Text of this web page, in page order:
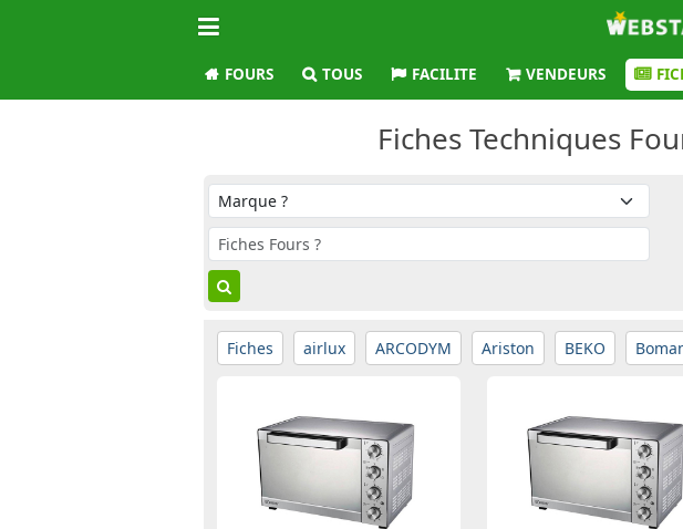
FOURS TOUS FACILITE VENDEURS
Fiches Techniques
Fiches airlux ARCODYM Ariston BEKO